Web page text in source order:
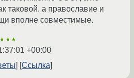
таковой. а православие и
вполне совместимые.
+00:00
Ссылка